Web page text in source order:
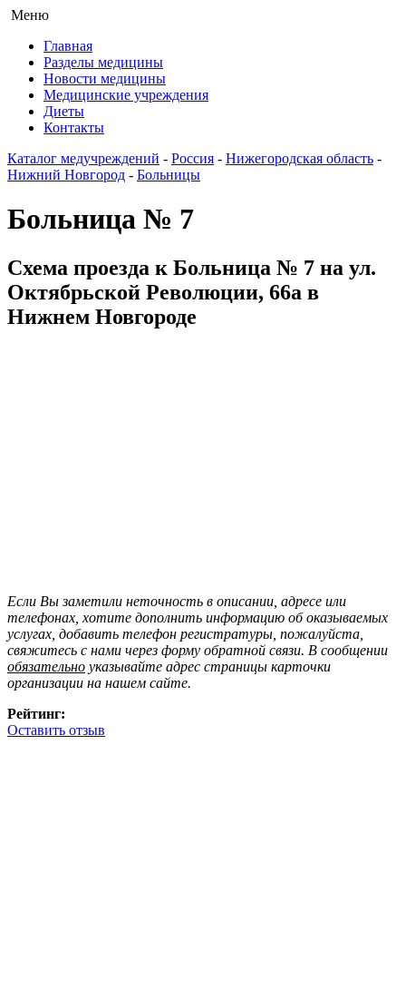
Меню
Главная
Разделы медицины
Новости медицины
Медицинские учреждения
Диеты
Контакты
Каталог медучреждений - Россия - Нижегородская область -
Нижний Новгород - Больницы
Больница № 7
Схема проезда к Больница № 7 на ул.
Октябрьской Революции, 66а в
Нижнем Новгороде
Если Вы заметили неточность в описании, адресе или
телефонах, хотите дополнить информацию об оказываемых
услугах, добавить телефон регистратуры, пожалуйста,
свяжитесь с нами через форму обратной связи. В сообщении
обязательно указывайте адрес страницы карточки
организации на нашем сайте.
Рейтинг:
Оставить отзыв